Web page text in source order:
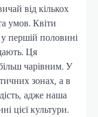
від кількох
умов. Квіти
першій половині
Ця
чарівним. У
зонах, а в
адже наша
цієї культури.